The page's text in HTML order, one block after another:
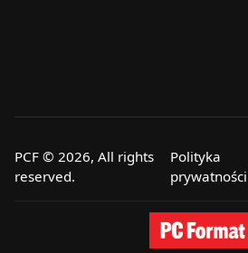
PCF © 2026, All rights
reserved.
Polityka
prywatności